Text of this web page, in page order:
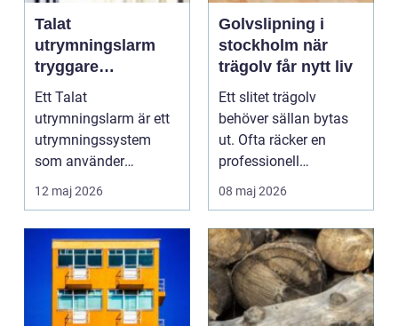
Talat
utrymningslarm
tryggare
utrymning med
tydliga
röstmeddelanden
Ett Talat
utrymningslarm är ett
utrymningssystem
som använder
förinspelade eller
direkta röstmeddela...
12 maj 2026
Golvslipning i
stockholm när
trägolv får nytt liv
Ett slitet trägolv
behöver sällan bytas
ut. Ofta räcker en
professionell
golvslipning för att
golvet...
08 maj 2026